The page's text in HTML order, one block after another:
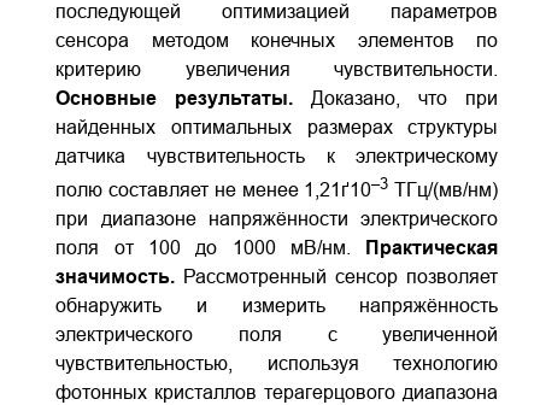
последующей оптимизацией параметров
сенсора методом конечных элементов по
критерию увеличения чувствительности.
Основные результаты. Доказано, что при
найденных оптимальных размерах структуры
датчика чувствительность к электрическому
полю составляет не менее 1,21ґ10–3 ТГц/(мв/нм)
при диапазоне напряжённости электрического
поля от 100 до 1000 мВ/нм.
Практическая
значимость. Рассмотренный сенсор позволяет
обнаружить и измерить напряжённость
электрического поля с увеличенной
чувствительностью, используя технологию
фотонных кристаллов терагерцового диапазона